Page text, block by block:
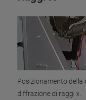
Posizionamento della
diffrazione di raggi x.